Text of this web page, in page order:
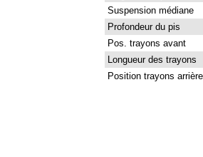
Suspension médiane
Profondeur du pis
Pos. trayons avant
Longueur des trayons
Position trayons arrière